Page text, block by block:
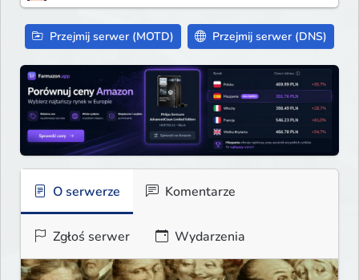
Przejmij serwer (MOTD) Przejmij serwer (DNS)
O serwerze Komentarze
Zgłoś serwer Wydarzenia